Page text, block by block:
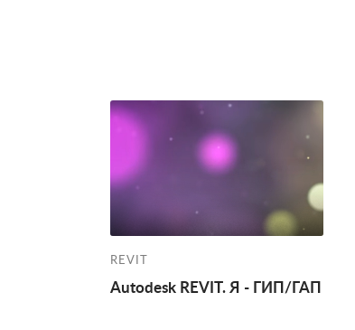
REVIT
Autodesk REVIT. Я - ГИП/ГАП